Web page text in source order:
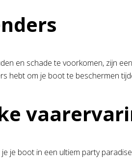
en schade te voorkomen, zijn
hebt om je boot te beschermen
je boot in een ultiem party